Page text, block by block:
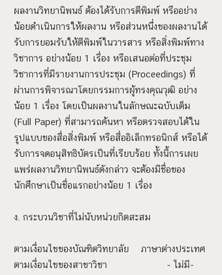
ผลงานวิทยานิพนธ์ ต้องได้รับการตีพิมพ์ หรืออย่าง
น้อยดำเนินการให้ผลงาน หรือส่วนหนึ่งของผลงานได้
รับการยอมรับให้ตีพิมพ์ในวารสาร หรือสิ่งพิมพ์ทาง
วิชาการ อย่างน้อย 1 เรื่อง หรือเสนอต่อที่ประชุม
วิชาการที่มีรายงานการประชุม (Proceedings) ที่
ผ่านการพิจารณาโดยกรรมการผู้ทรงคุณวุฒิ อย่าง
น้อย 1 เรื่อง โดยเป็นผลงานในลักษณะฉบับเต็ม
(Full Paper) ที่สามารถค้นหา หรือตรวจสอบได้ใน
รูปแบบของสื่อสิ่งพิมพ์ หรือสื่ออิเล็กทรอนิกส์ หรือได้
รับการจดอนุสิทธิบัตรเป็นที่เรียบร้อย ทั้งนี้การเผย
แพร่ผลงานวิทยานิพนธ์ดังกล่าว จะต้องมีชื่อของ
นักศึกษาเป็นชื่อแรกอย่างน้อย 1 เรื่อง
ง. กระบวนวิชาที่ไม่นับหน่วยกิตสะสม
ตามเงื่อนไขของบัณฑิตวิทยาลัย ภาษาต่างประเทศ
ตามเงื่อนไขของสาขาวิชา - ไม่มี-